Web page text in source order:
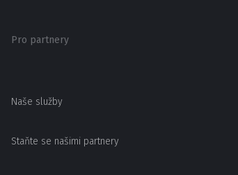
Pro partnery
Naše služby
Staňte se našimi partnery